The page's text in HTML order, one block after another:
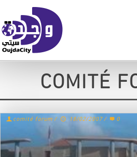
COMITÉ
comité forum / 18/02/2007 / 0